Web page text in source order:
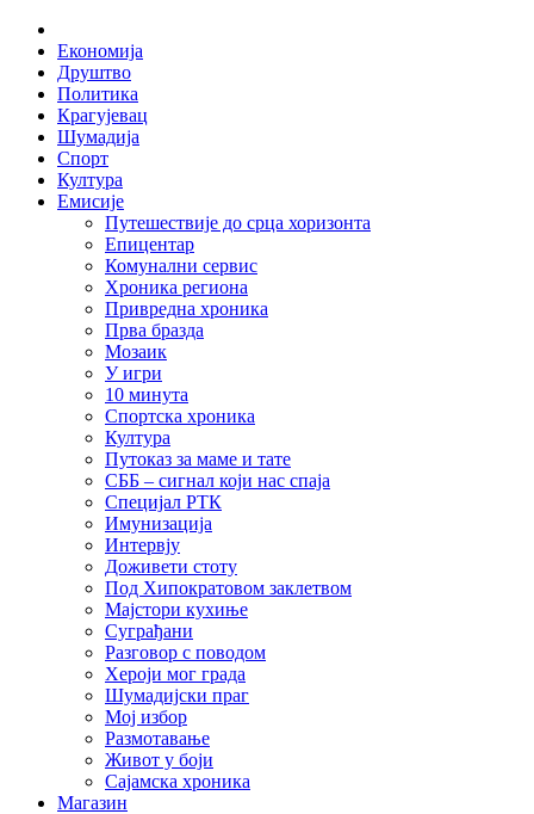
Skip
content
Економија
Друштво
Политика
Крагујевац
Шумадија
Спорт
Култура
Емисије
Путешествије до срца хоризонта
Епицентар
Комунални сервис
Хроника региона
Привредна хроника
Прва бразда
Мозаик
У игри
10 минута
Спортска хроника
Култура
Путоказ за маме и тате
СББ – сигнал који нас спаја
Специјал РТК
Имунизација
Интервју
Доживети стоту
Под Хипократовом заклетвом
Мајстори кухиње
Суграђани
Разговор с поводом
Хероји мог града
Шумадијски праг
Мој избор
Размотавање
Живот у боји
Сајамска хроника
Магазин